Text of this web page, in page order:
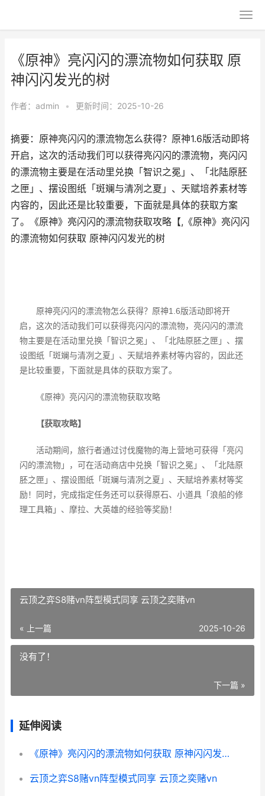
《原神》亮闪闪的漂流物如何获取 原
神闪闪发光的树
作者： admin • 更新时间：2025-10-26
摘要：原神亮闪闪的漂流物怎么获得？原神1.6版活动即将
开启，这次的活动我们可以获得亮闪闪的漂流物，亮闪闪
的漂流物主要是在活动里兑换「智识之冕」、「北陆原胚
之匣」、摆设图纸「斑斓与清冽之夏」、天赋培养素材等
内容的，因此还是比较重要，下面就是具体的获取方案
了。《原神》亮闪闪的漂流物获取攻略【,《原神》亮闪闪
的漂流物如何获取 原神闪闪发光的树
原神亮闪闪的漂流物怎么获得？ 原神1.6版活动即将开
启，这次的活动我们可以获得亮闪闪的漂流物， 亮闪闪的漂流
物主要是在活动里兑换 「智识之冕」、「北陆原胚之匣」、摆
设图纸「斑斓与清冽之夏」、天赋培养素材等内容的，因此还
是比较重要，下面就是具体的获取方案了。
《原神》亮闪闪的漂流物获取攻略
【获取攻略】
活动期间，旅行者通过讨伐魔物的海上营地可获得「亮闪
闪的漂流物」，可在活动商店中兑换「智识之冕」、「北陆原
胚之匣」、摆设图纸「斑斓与清冽之夏」、天赋培养素材等奖
励！同时，完成指定任务还可以获得原石、小道具「浪船的修
理工具箱」、摩拉、大英雄的经验等奖励！
云顶之弈S8赌vn阵型模式同享 云顶之奕赌vn
« 上一篇 2025-10-26
没有了！
下一篇 »
延伸阅读
《原神》亮闪闪的漂流物如何获取 原神闪闪发光的树
云顶之弈S8赌vn阵型模式同享 云顶之奕赌vn